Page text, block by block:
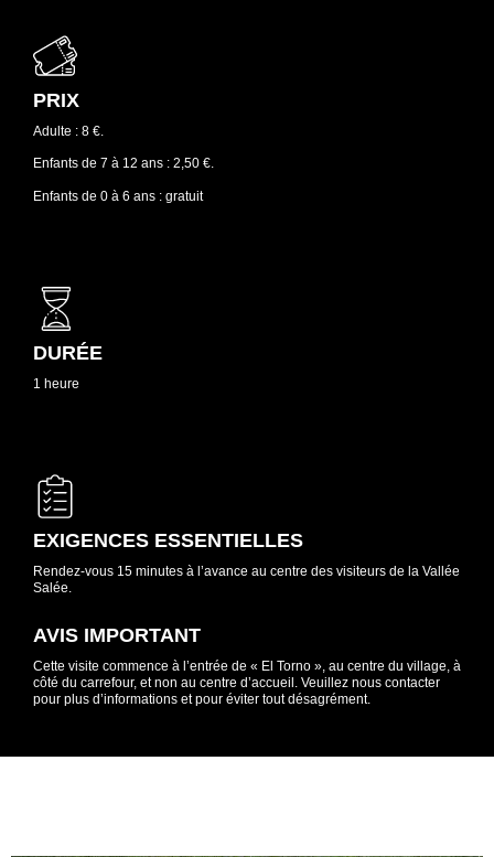
PRIX
Adulte : 8 €.
Enfants de 7 à 12 ans : 2,50 €.
Enfants de 0 à 6 ans : gratuit
DURÉE
1 heure
EXIGENCES ESSENTIELLES
Rendez-vous 15 minutes à l’avance au centre des visiteurs de la Vallée
Salée.
AVIS IMPORTANT
Cette visite commence à l’entrée de « El Torno », au centre du village, à
côté du carrefour, et non au centre d’accueil. Veuillez nous contacter
pour plus d’informations et pour éviter tout désagrément.